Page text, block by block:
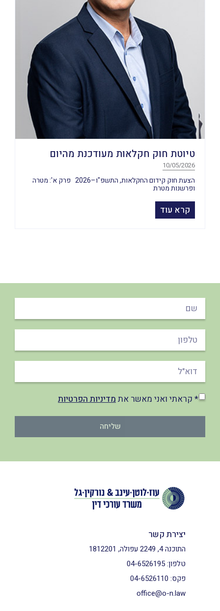
טיוטת חוק חקלאות מעודכנת מהיום
10/05/2026
הצעת חוק קידום החקלאות, התשפ"ו–2026 פרק א': מטרה
ופרשנות מטרת
קרא עוד
* קראתי ואני מאשר אתמדיניות הפרטיות
שליחה
יצירת קשר
התוכנה 4, 2249 עפולה, 1812201
טלפון:04-6526195
פקס: 04-6526110
office@o-n.law